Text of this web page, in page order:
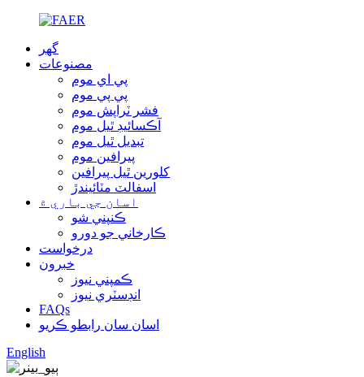
گهر
مصنوعات
پي اي موم
پي پي موم
فشر ٽراپش موم
آڪسائيڊ ٿيل موم
تبديل ٿيل موم
پيرافين موم
کلورين ٿيل پيرافين
اسفالٽ مٽائيندڙ
اسان جي باري ۾
ڪنپني شو
ڪارخاني جو دورو
درخواست
خبرون
ڪمپني نيوز
انڊسٽري نيوز
FAQs
اسان سان رابطو ڪريو
English